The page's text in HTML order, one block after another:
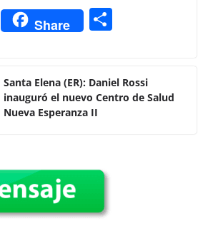
W
h
s
A
Share
p
ar
Santa Elena (ER): Daniel Rossi
inauguró el nuevo Centro de Salud
Nueva Esperanza II